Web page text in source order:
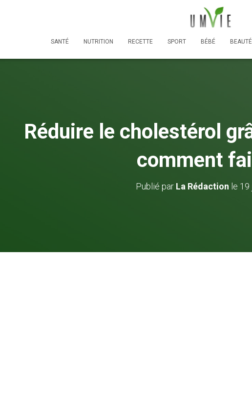
SANTÉ NUTRITION RECETTE SPORT BÉBÉ BEAUTÉ
Réduire le cholestérol
comment
Publié par La Rédaction le 19